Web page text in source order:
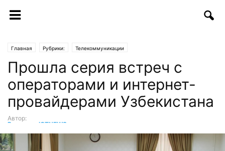
Главная Рубрики: Телекоммуникации
Прошла серия встреч с
операторами и интернет-
провайдерами Узбекистана
Автор:
Редакция ICTNEWS